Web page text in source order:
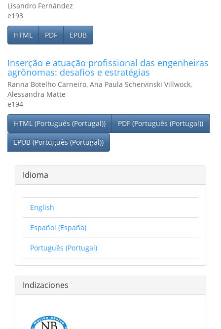
Lisandro Fernández
e193
HTML PDF EPUB
Inserção e atuação profissional das engenheiras
agrônomas: desafios e estratégias
Ranna Botelho Carneiro, Ana Paula Schervinski Villwock,
Alessandra Matte
e194
HTML (Português (Portugal))
PDF (Português (Portugal))
EPUB (Português (Portugal))
Idioma
English
Español (España)
Português (Portugal)
Indizaciones